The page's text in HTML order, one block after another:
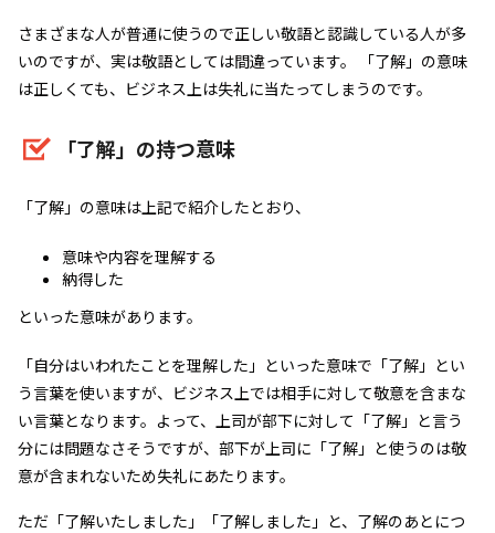
さまざまな人が普通に使うので正しい敬語と認識している人が多
いのですが、実は敬語としては間違っています。 「了解」の意味
は正しくても、ビジネス上は失礼に当たってしまうのです。
「了解」の持つ意味
「了解」の意味は上記で紹介したとおり、
意味や内容を理解する
納得した
といった意味があります。
「自分はいわれたことを理解した」といった意味で「了解」とい
う言葉を使いますが、ビジネス上では相手に対して敬意を含まな
い言葉となります。よって、上司が部下に対して「了解」と言う
分には問題なさそうですが、部下が上司に「了解」と使うのは敬
意が含まれないため失礼にあたります。
ただ「了解いたしました」「了解しました」と、了解のあとにつ